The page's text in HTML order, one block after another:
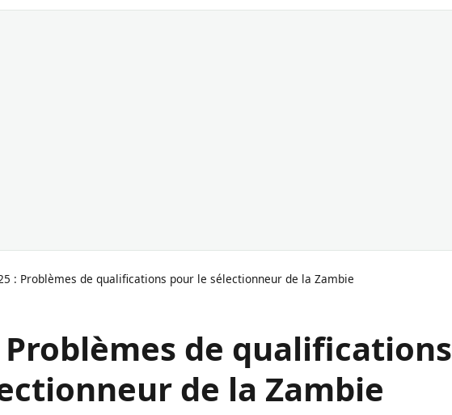
: Problèmes de qualifications pour le sélectionneur de la Zambie
Problèmes de qualifications
de la Zambie